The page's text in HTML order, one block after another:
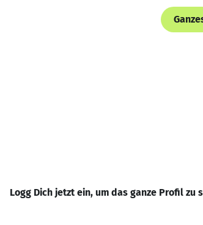
Logg Dich jetzt ein, um das ganze Profil zu